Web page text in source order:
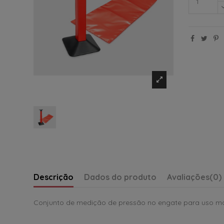
Descrição Dados do produto Avaliações(0)
Conjunto de medição de pressão no engate para uso